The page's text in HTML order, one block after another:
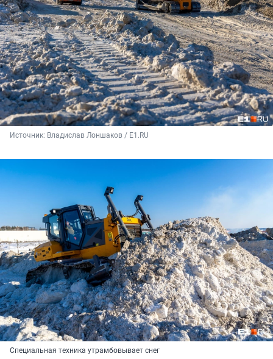
Источник: Владислав Лоншаков / E1.RU
Специальная техника утрамбовывает снег